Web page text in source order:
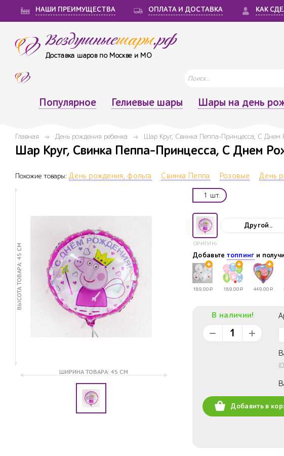
НАШИ ПРЕИМУЩЕСТВА ОПЛАТА И ДОСТАВКА КАК
Воздушныешары.рф
Доставка шаров по Москве и МО
Популярное Гелиевые шары Шары на день
Главная День рождения ребенка Шар Круг, Свинка Пеппа-Принцесса, С Днем
Шар Круг, Свинка Пеппа-Принцесса, С Днем
Похожие товары: День рождения, фольга Свинка Пеппа Розовые День
ВЫСОТА ТОВАРА: 45 СМ
ШИРИНА ТОВАРА: 45 СМ
1 шт.
ОРИГИНАЛ
Другой..
Добавьтетоппинг и
189.00Р 189.00Р 449.00Р
В наличии!
(0
Добавить в